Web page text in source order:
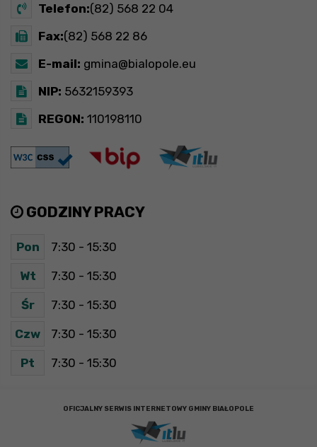
Telefon:(82) 568 22 04
Fax:(82) 568 22 86
E-mail: gmina@bialopole.eu
NIP: 5632159393
REGON: 110198110
GODZINY PRACY
Pon 7:30 - 15:30
Wt 7:30 - 15:30
Śr 7:30 - 15:30
Czw 7:30 - 15:30
Pt 7:30 - 15:30
OFICJALNY SERWIS INTERNETOWY GMINY BIAŁOPOLE